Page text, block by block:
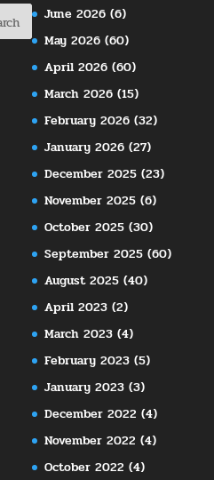
June 2026 (6)
May 2026 (60)
April 2026 (60)
March 2026 (15)
February 2026 (32)
January 2026 (27)
December 2025 (23)
November 2025 (6)
October 2025 (30)
September 2025 (60)
August 2025 (40)
April 2023 (2)
March 2023 (4)
February 2023 (5)
January 2023 (3)
December 2022 (4)
November 2022 (4)
October 2022 (4)